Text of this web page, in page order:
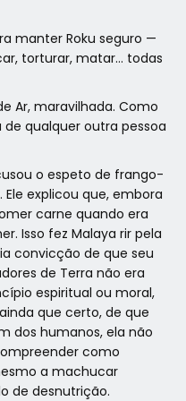
manter Roku seguro —
torturar, matar… todas
Ar, maravilhada. Como
qualquer outra pessoa
o espeto de frango-
explicou que, embora
carne quando era
Isso fez Malaya rir pela
convicção de que seu
de Terra não era
espiritual ou moral,
que certo, de que
dos humanos, ela não
como
a machucar
de desnutrição.